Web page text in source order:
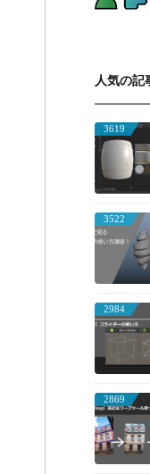
人気の記
3619
3522
2984
2869